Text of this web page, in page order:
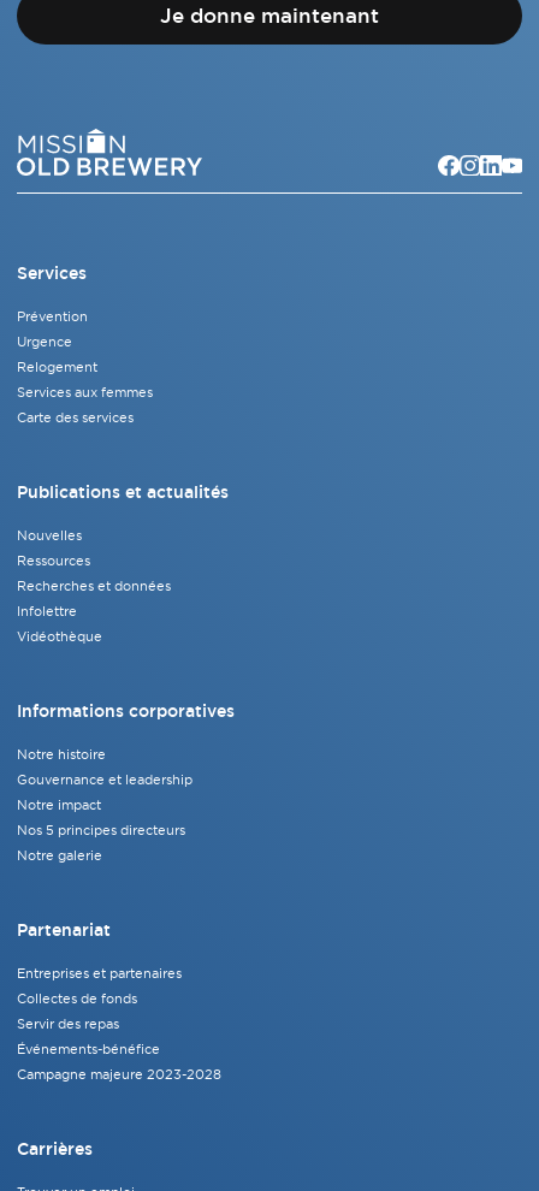
Je donne maintenant
Services
Prévention
Urgence
Relogement
Services aux femmes
Carte des services
Publications et actualités
Nouvelles
Ressources
Recherches et données
Infolettre
Vidéothèque
Informations corporatives
Notre histoire
Gouvernance et leadership
Notre impact
Nos 5 principes directeurs
Notre galerie
Partenariat
Entreprises et partenaires
Collectes de fonds
Servir des repas
Événements-bénéfice
Campagne majeure 2023-2028
Carrières